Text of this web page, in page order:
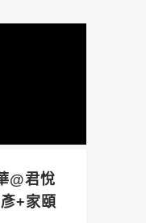
@君悅
+家頤